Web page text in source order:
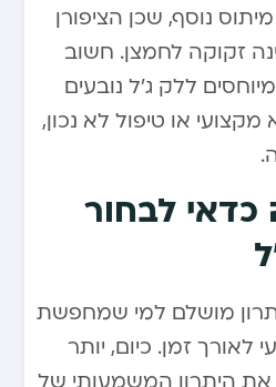
נוסף, שכן הציפורן
זקוקה לחמצן. חשוב
ללק ג’ל נובעים
או טיפול לא נכון,
כדאי לבחור
מושלם למי שמחפשת
זמן. כיום, יותר